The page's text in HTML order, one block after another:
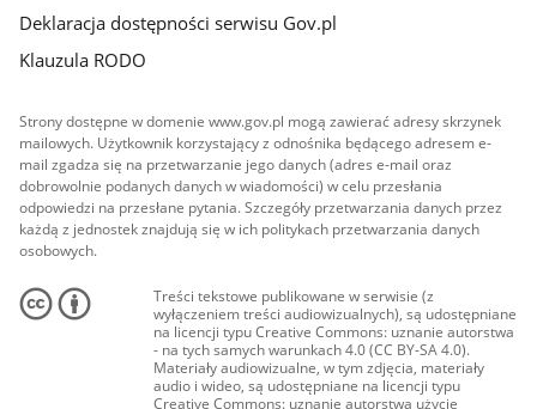
Deklaracja dostępności serwisu Gov.pl
Klauzula RODO
Strony dostępne w domenie www.gov.pl mogą zawierać adresy skrzynek
mailowych. Użytkownik korzystający z odnośnika będącego adresem e-
mail zgadza się na przetwarzanie jego danych (adres e-mail oraz
dobrowolnie podanych danych w wiadomości) w celu przesłania
odpowiedzi na przesłane pytania. Szczegóły przetwarzania danych przez
każdą z jednostek znajdują się w ich politykach przetwarzania danych
osobowych.
Treści tekstowe publikowane w serwisie (z
wyłączeniem treści audiowizualnych), są udostępniane
na licencji typu Creative Commons: uznanie autorstwa
- na tych samych warunkach 4.0 (CC BY-SA 4.0).
Materiały audiowizualne, w tym zdjęcia, materiały
audio i wideo, są udostępniane na licencji typu
Creative Commons: uznanie autorstwa użycie